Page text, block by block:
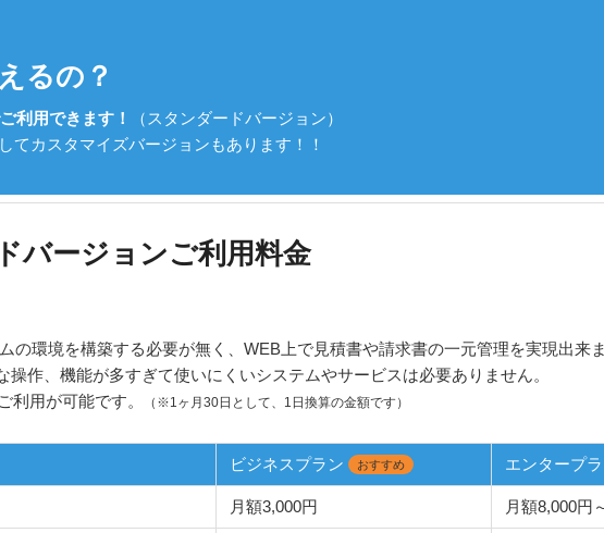
るの？
利用できます！
（スタンダードバージョン）
てカスタマイズバージョンもあります！！
バージョンご利用料金
の環境を構築する必要が無く、WEB上で見積書や請求書の一元管理を実現出来ま
操作、機能が多すぎて使いにくいシステムやサービスは必要ありません。
利用が可能です。
（※1ヶ月30日として、1日換算の金額です）
ビジネスプラン おすすめ エンタープ
月額3,000円 月額8,000円